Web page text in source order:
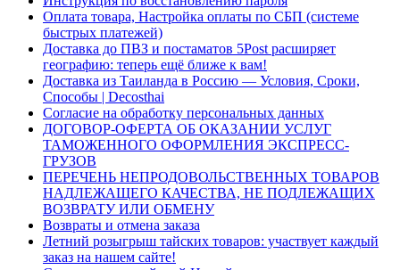
Оплата товара, Настройка оплаты по СБП (системе
быстрых платежей)
Доставка до ПВЗ и постаматов 5Post расширяет
географию: теперь ещё ближе к вам!
Доставка из Таиланда в Россию — Условия, Сроки,
Способы | Decosthai
Согласие на обработку персональных данных
ДОГОВОР-ОФЕРТА ОБ ОКАЗАНИИ УСЛУГ
ТАМОЖЕННОГО ОФОРМЛЕНИЯ ЭКСПРЕСС-
ГРУЗОВ
ПЕРЕЧЕНЬ НЕПРОДОВОЛЬСТВЕННЫХ ТОВАРОВ
НАДЛЕЖАЩЕГО КАЧЕСТВА, НЕ ПОДЛЕЖАЩИХ
ВОЗВРАТУ ИЛИ ОБМЕНУ
Возвраты и отмена заказа
Летний розыгрыш тайских товаров: участвует каждый
заказ на нашем сайте!